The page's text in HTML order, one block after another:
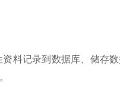
料记录到数据库、储存